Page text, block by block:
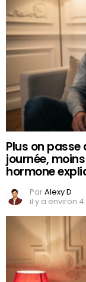
Plus on
journée,
hormone
ParAlexy D
il y a environ